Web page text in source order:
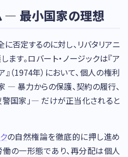
— 最小国家の理想
否定するのに対し、リバタリアニ
ます。ロバート・ノージックは『ア
（1974年）において、個人の権利
— 暴力からの保護、契約の履行、
警国家」— だけが正当化されると
の自然権論を徹底的に押し進め
働の一形態であり、再分配は個人